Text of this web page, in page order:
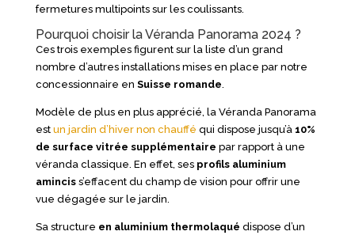
fermetures multipoints sur les coulissants.
Pourquoi choisir la Véranda Panorama 2024 ?
Ces trois exemples figurent sur la liste d’un grand
nombre d’autres installations mises en place par notre
concessionnaire en Suisse romande.
Modèle de plus en plus apprécié, la Véranda Panorama
est un jardin d’hiver non chauffé qui dispose jusqu’à 10%
de surface vitrée supplémentaire par rapport à une
véranda classique. En effet, ses profils aluminium
aminciss’effacent du champ de vision pour offrir une
vue dégagée sur le jardin.
Sa structure en aluminium thermolaqué dispose d’un